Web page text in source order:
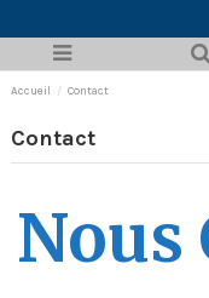
Accueil Contact
Contact
Nous